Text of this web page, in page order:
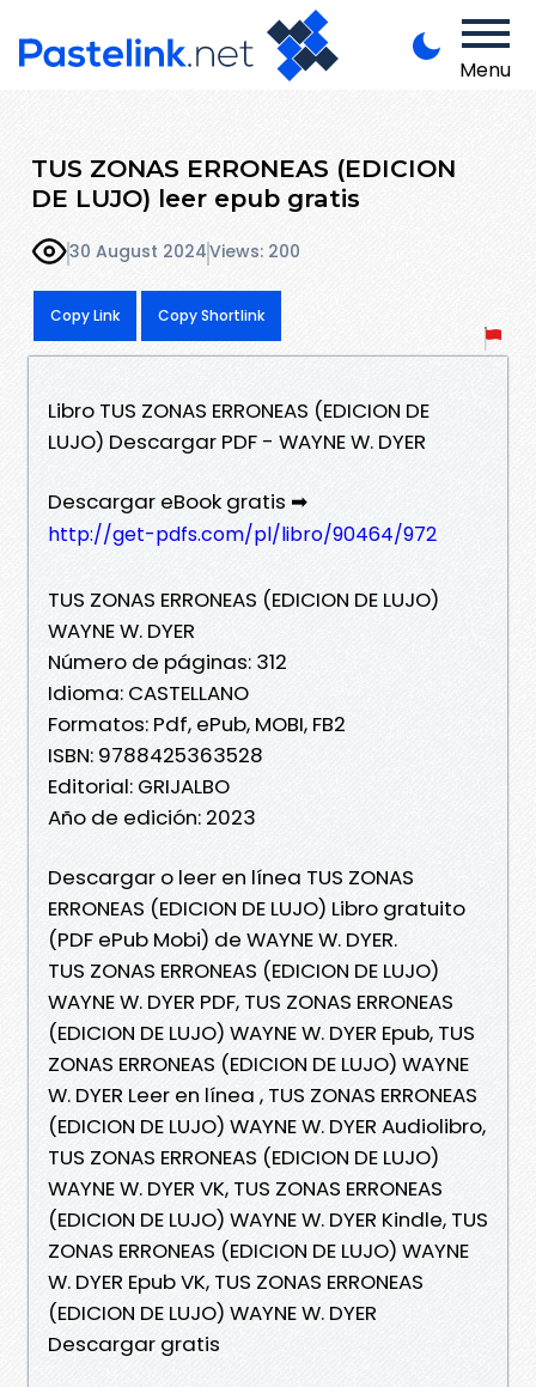
Menu
TUS ZONAS ERRONEAS (EDICION
DE LUJO) leer epub gratis
30 August 2024Views: 200
Copy Link Copy Shortlink
Libro TUS ZONAS ERRONEAS (EDICION DE
LUJO) Descargar PDF - WAYNE W. DYER
Descargar eBook gratis ➡
http://get-pdfs.com/pl/libro/90464/972
TUS ZONAS ERRONEAS (EDICION DE LUJO)
WAYNE W. DYER
Número de páginas: 312
Idioma: CASTELLANO
Formatos: Pdf, ePub, MOBI, FB2
ISBN: 9788425363528
Editorial: GRIJALBO
Año de edición: 2023
Descargar o leer en línea TUS ZONAS
ERRONEAS (EDICION DE LUJO) Libro gratuito
(PDF ePub Mobi) de WAYNE W. DYER.
TUS ZONAS ERRONEAS (EDICION DE LUJO)
WAYNE W. DYER PDF, TUS ZONAS ERRONEAS
(EDICION DE LUJO) WAYNE W. DYER Epub, TUS
ZONAS ERRONEAS (EDICION DE LUJO) WAYNE
W. DYER Leer en línea , TUS ZONAS ERRONEAS
(EDICION DE LUJO) WAYNE W. DYER Audiolibro,
TUS ZONAS ERRONEAS (EDICION DE LUJO)
WAYNE W. DYER VK, TUS ZONAS ERRONEAS
(EDICION DE LUJO) WAYNE W. DYER Kindle, TUS
ZONAS ERRONEAS (EDICION DE LUJO) WAYNE
W. DYER Epub VK, TUS ZONAS ERRONEAS
(EDICION DE LUJO) WAYNE W. DYER
Descargar gratis